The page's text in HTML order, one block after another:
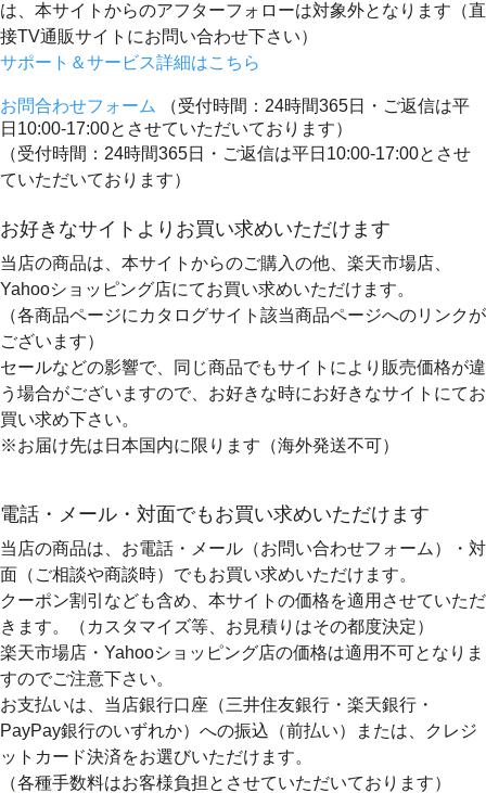
は、本サイトからのアフターフォローは対象外となります（直
接TV通販サイトにお問い合わせ下さい）
サポート＆サービス詳細はこちら
お問合わせフォーム
（受付時間：24時間365日・ご返信は平
日10:00-17:00とさせていただいております）
（受付時間：24時間365日・ご返信は平日10:00-17:00とさせ
ていただいております）
お好きなサイトよりお買い求めいただけます
当店の商品は、本サイトからのご購入の他、楽天市場店、
Yahooショッピング店にてお買い求めいただけます。
（各商品ページにカタログサイト該当商品ページへのリンクが
ございます）
セールなどの影響で、同じ商品でもサイトにより販売価格が違
う場合がございますので、お好きな時にお好きなサイトにてお
買い求め下さい。
※お届け先は日本国内に限ります（海外発送不可）
電話・メール・対面でもお買い求めいただけます
当店の商品は、お電話・メール（お問い合わせフォーム）・対
面（ご相談や商談時）でもお買い求めいただけます。
クーポン割引なども含め、本サイトの価格を適用 させていただ
きます。（カスタマイズ等、お見積りはその都度決定）
楽天市場店・Yahooショッピング店の価格は適用不可となりま
すのでご注意下さい。
お支払いは、当店銀行口座（三井住友銀行・楽天銀行・
PayPay銀行のいずれか）への振込（前払い）または、クレジ
ットカード決済をお選びいただけます。
（各種手数料はお客様負担とさせていただいております）